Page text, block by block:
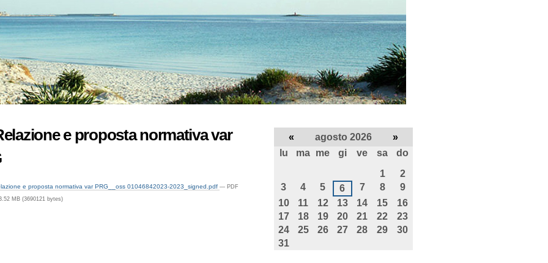
e proposta normativa var
e proposta normativa var PRG__oss 01046842023-2023_signed.pdf — PDF
MB (3690121 bytes)
« agosto 2026 »
lu ma me gi ve sa
do
1
2
3
4 5 6 7 8
9
10
11 12 13 14 15
16
17
18 19 20 21 22
23
24
25 26 27 28 29
30
31